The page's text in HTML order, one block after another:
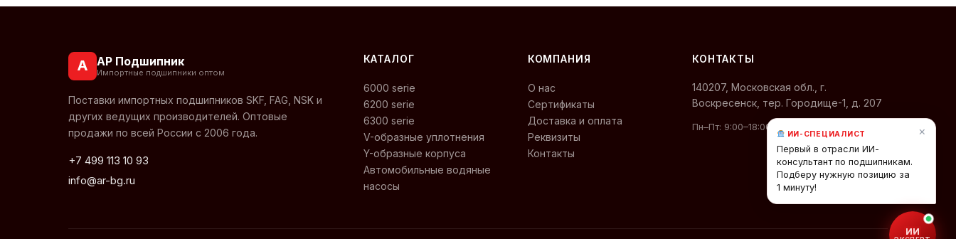
А АР Подшипник
Импортные подшипники оптом
Поставки импортных подшипников SKF, FAG, NSK и
других ведущих производителей. Оптовые
продажи по всей России с 2006 года.
+7 499 113 10 93
info@ar-bg.ru
КАТАЛОГ
6000 serie
6200 serie
6300 serie
V-образные уплотнения
Y-образные корпуса
Автомобильные водяные
насосы
КОМПАНИЯ
О нас
Сертификаты
Доставка и оплата
Реквизиты
Контакты
КОНТАКТЫ
140207, Московская обл., г.
Воскресенск, тер. Городище-1, д. 207
Пн–Пт: 9:00–18:00 (МСК) ×
ИИ-СПЕЦИАЛИСТ
Первый в отрасли ИИ-
консультант по подшипникам.
Подберу нужную позицию за
1 минуту!
ИИ